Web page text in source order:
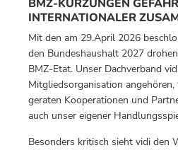
BMZ-KÜRZUNGEN
INTERNATIONALER
Mit den am 29.April 2026
den Bundeshaushalt 2027
BMZ-Etat. Unser Dachverband
Mitgliedsorganisation
geraten Kooperationen und
auch unser eigener
Besonders kritisch sieht vidi den